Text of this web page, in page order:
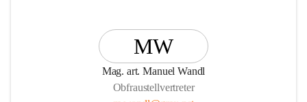
MW
Mag. art. Manuel Wandl
Obfraustellvertreter